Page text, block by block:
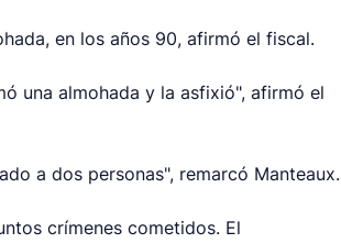
en los años 90, afirmó el fiscal.
una almohada y la asfixió", afirmó el
a dos personas", remarcó Manteaux.
crímenes cometidos. El